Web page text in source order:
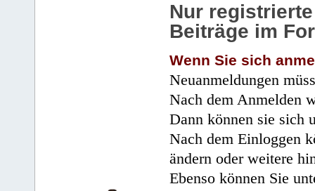
Nur
Beiträge im
Wenn Sie sich
Neuanmeldungen
Nach dem Anmelden
Dann können sie sich
Nach dem Einloggen
ändern oder weitere
Ebenso können Sie